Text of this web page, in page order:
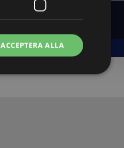
ACCEPTERA ALLA